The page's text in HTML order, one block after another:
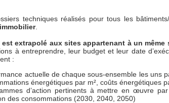
techniques réalisés pour tous les
.
est extrapolé aux sites appartenant à un même
à entreprendre, leur budget et leur date
:
actuelle de chaque sous-ensemble les uns
énergétiques par m², coûts énergétiques
d’action pertinents à mettre en œuvre
des consommations (2030, 2040, 2050)